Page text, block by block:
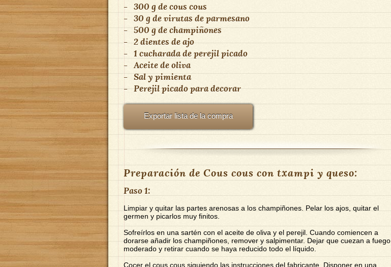
- 300 g de cous cous
- 30 g de virutas de parmesano
- 500 g de champiñones
- 2 dientes de ajo
- 1 cucharada de perejil picado
- Aceite de oliva
- Sal y pimienta
- Perejil picado para decorar
Exportar lista de la compra
Preparación de Cous cous con txampi y queso:
Paso 1:
Limpiar y quitar las partes arenosas a los champiñones. Pelar los ajos, quitar el
germen y picarlos muy finitos.
Sofreírlos en una sartén con el aceite de oliva y el perejil. Cuando comiencen a
dorarse añadir los champiñones, remover y salpimentar. Dejar que cuezan a fuego
moderado y retirar cuando se haya reducido todo el líquido.
Cocer el cous cous siguiendo las instrucciones del fabricante. Disponer en una